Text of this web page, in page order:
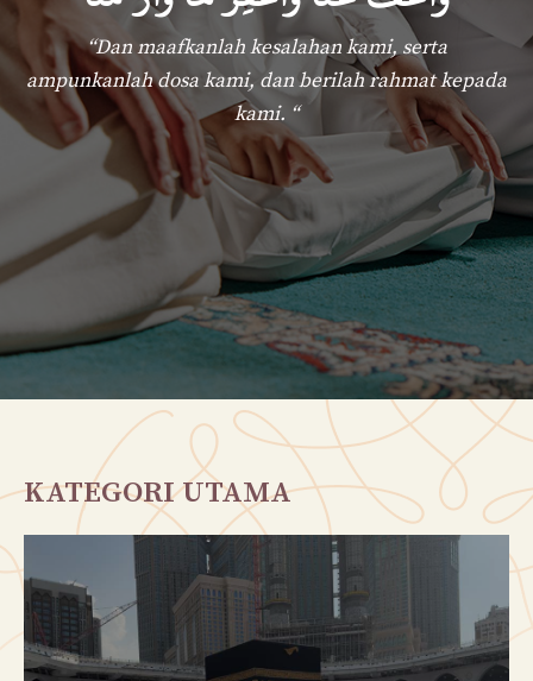
“Dan maafkanlah kesalahan kami, serta
ampunkanlah dosa kami, dan berilah rahmat kepada
kami. “
KATEGORI UTAMA